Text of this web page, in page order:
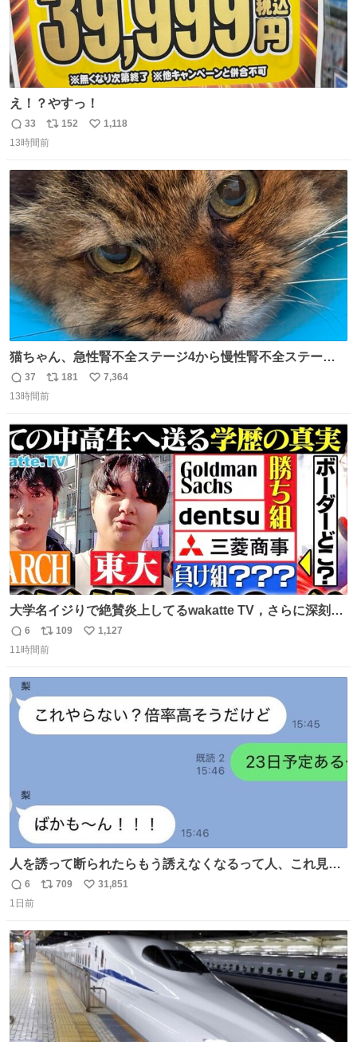
え！？やすっ！
返
信
33
リ
ポ
ト
数
152
い
数
1,118
13時間前
猫ちゃん、急性腎不全ステージ4から慢性腎不全ステージ2
になりました😭点滴も週一で大丈夫になった… このままだ
と2、3日持たないって言われたのが嘘みたい…本当に嬉し
道泣きながら歩いてたら向こうから来た人にすごい顔され
た🫠
返
信
37
リ
ポ
ト
数
181
い
数
7,364
13時間前
大学名イジりで絶賛炎上してるwakatte TV，さらに深刻な
問題はこっちでは？ ・都内の特定企業に入るのを極度に推
奨し，それ以外の地域で堅実に生きるのを周縁化する ・恋
化する ・院生が研究環境を求め他大学に移るのを批判する
過去例↓
返
信
6
リ
ポ
109
い
1,127
11時間前
人を誘って断られたらもう誘えなくなるって人、これ見て
元気出してほしい
返
信
6
リ
ト
数
709
い
数
31,851
1日前